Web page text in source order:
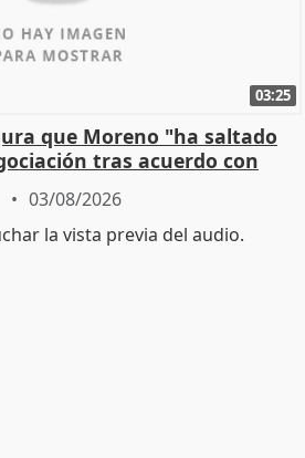
03:25
que Moreno "ha saltado
tras acuerdo con
03/08/2026